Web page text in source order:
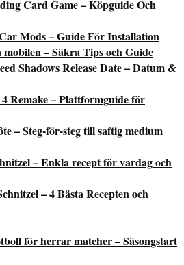
Card Game – Köpguide Och
Mods – Guide För Installation
mobilen – Säkra Tips och Guide
Shadows Release Date – Datum &
Remake – Plattformguide för
– Steg-för-steg till saftig medium
– Enkla recept för vardag och
– 4 Bästa Recepten och
för herrar matcher – Säsongstart